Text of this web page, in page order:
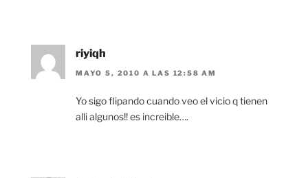
riyiqh
MAYO 5, 2010 A LAS 12:58 AM
Yo sigo flipando cuando veo el vicio q tienen
alli algunos!! es increible….